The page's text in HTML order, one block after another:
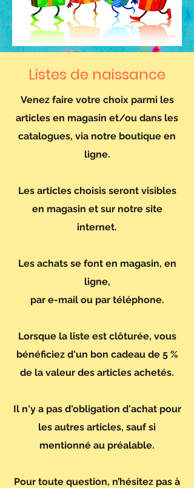
Listes de naissance
Venez faire votre choix parmi les
articles en magasin et/ou dans les
catalogues, via notre boutique en
ligne.
Les articles choisis seront visibles
en magasin et sur notre site
internet.
Les achats se font en magasin, en
ligne,
par e-mail ou par téléphone.
Lorsque la liste est clôturée, vous
bénéficiez d'un bon cadeau de 5 %
de la valeur des articles achetés.
Il n'y a pas d'obligation d'achat pour
les autres articles, sauf si
mentionné au préalable.
Pour toute question, n’hésitez pas à